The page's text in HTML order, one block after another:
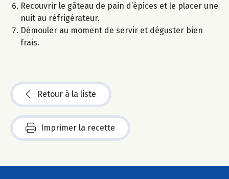
Recouvrir le gâteau de pain d’épices et le placer une
nuit au réfrigérateur.
Démouler au moment de servir et déguster bien
frais.
Retour à la liste
Imprimer la recette